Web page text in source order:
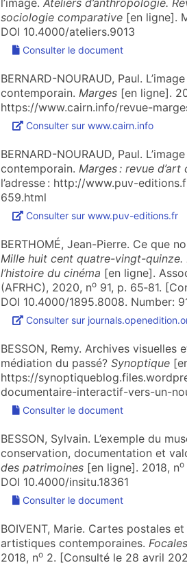
l’image. Ateliers d’anthropologie.
sociologie comparative[en ligne].
DOI 10.4000/ateliers.9013
Consulter le document
BERNARD-NOURAUD, Paul.
contemporain‪. Marges[en ligne].
https://www.cairn.info/revue-
Consulter sur www.cairn.info
BERNARD-NOURAUD, Paul.
contemporain. Marges : revue
l’adresse : http://www.puv-
659.html
Consulter sur www.puv-editions.fr
BERTHOMÉ, Jean-Pierre. Ce que
Mille huit cent quatre-vingt-quinze.
l’histoire du cinéma [en ligne].
(AFRHC), 2020, no91, p. 65‑81.
DOI 10.4000/1895.8008. Number:
Consulter sur
BESSON, Remy. Archives
médiation du passé? Synoptique
https://
documentaire-interactif-vers-un-
Consulter le document
BESSON, Sylvain. L’exemple du
conservation, documentation et
des patrimoines[en ligne]. 2018, no
DOI 10.4000/insitu.18361
Consulter le document
BOIVENT, Marie. Cartes postales
artistiques contemporaines. Focales
2018, no2. [Consulté le 28 avril